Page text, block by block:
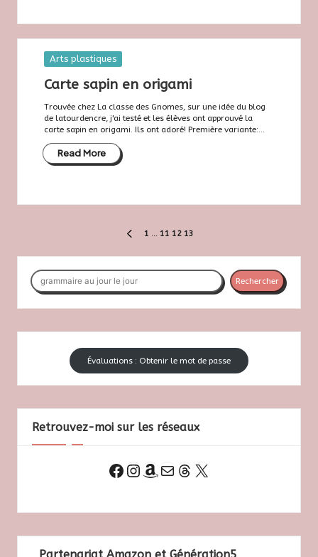
Posted
in
Arts plastiques
Carte sapin en origami
Trouvée chez La classe des Gnomes, sur une idée du blog
de latourdencre, j'ai testé et les élèves ont approuvé la
carte sapin en origami. Ils ont adoré! Première variante:...
Read More
des
publications
PREVIOUS
1 … 11 12 13
Rechercher
Rechercher
Évaluations : Obtenir le mot de passe
Retrouvez-moi sur les réseaux
Facebook
Instagram
Amazon
E-mailThreads
X
Partenariat Amazon et Génération5